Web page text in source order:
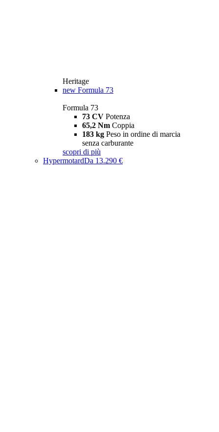
Heritage
new Formula 73
Formula 73
73 CV Potenza
65,2 Nm Coppia
183 kg Peso in ordine di marcia
senza carburante
scopri di più
HypermotardDa 13.290 €